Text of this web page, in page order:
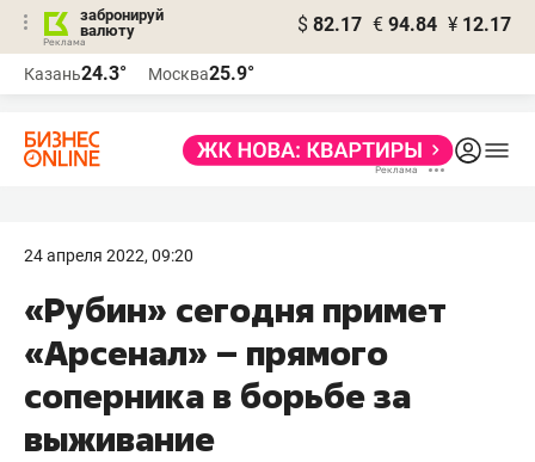
забронируй
валюту
$ 82.17 € 94.84 ¥ 12.17
Казань24.3° Москва25.9°
24 апреля 2022, 09:20
«Рубин» сегодня примет
«Арсенал» – прямого
соперника в борьбе за
выживание